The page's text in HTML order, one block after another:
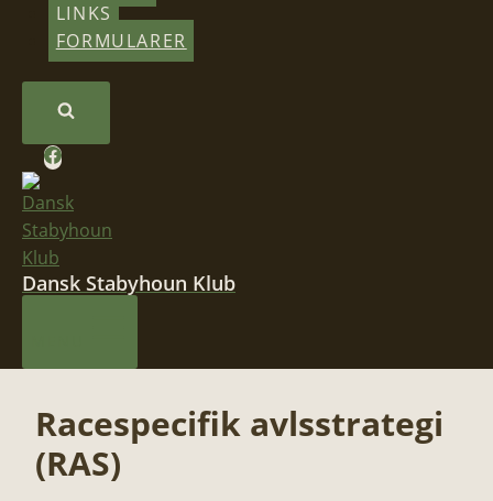
LINKS
FORMULARER
Dansk Stabyhoun Klub
Racespecifik avlsstrategi
(RAS)